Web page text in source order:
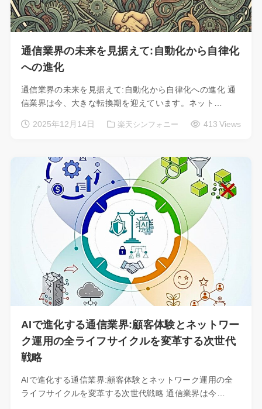
通信業界の未来を見据えて:自動化から自律化
への進化
通信業界の未来を見据えて:自動化から自律化への進化 通
信業界は今、大きな転換期を迎えています。ネット…
2025年12月14日 楽天シンフォニー 413 Views
AIで進化する通信業界:顧客体験とネットワー
ク運用の全ライフサイクルを変革する次世代
戦略
AIで進化する通信業界:顧客体験とネットワーク運用の全
ライフサイクルを変革する次世代戦略 通信業界は今…